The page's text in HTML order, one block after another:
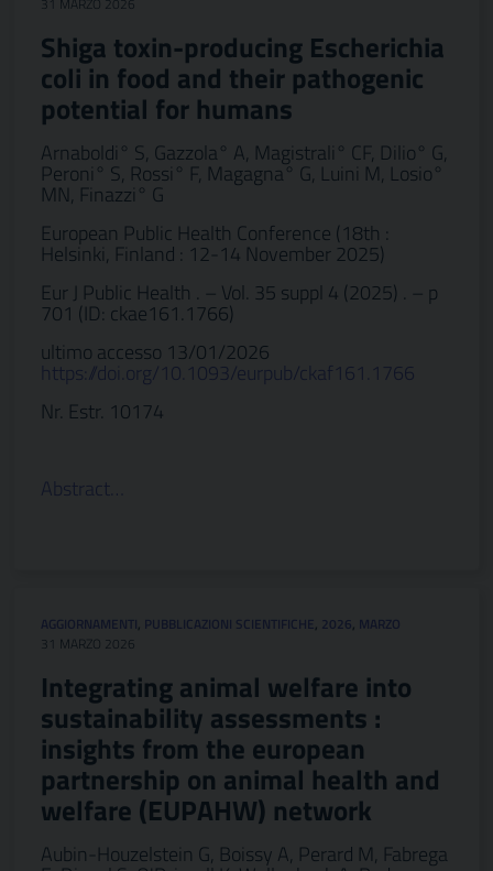
Shiga toxin-producing Escherichia
coli in food and their pathogenic
potential for humans
Arnaboldi° S, Gazzola° A, Magistrali° CF, Dilio° G,
Peroni° S, Rossi° F, Magagna° G, Luini M, Losio°
MN, Finazzi° G
European Public Health Conference (18th :
Helsinki, Finland : 12-14 November 2025)
Eur J Public Health . – Vol. 35 suppl 4 (2025) . – p
701 (ID: ckae161.1766)
ultimo accesso 13/01/2026
https://doi.org/10.1093/eurpub/ckaf161.1766
Nr. Estr. 10174
Abstract…
AGGIORNAMENTI, PUBBLICAZIONI SCIENTIFICHE, 2026, MARZO
31 MARZO 2026
Integrating animal welfare into
sustainability assessments :
insights from the european
partnership on animal health and
welfare (EUPAHW) network
Aubin-Houzelstein G, Boissy A, Perard M, Fabrega